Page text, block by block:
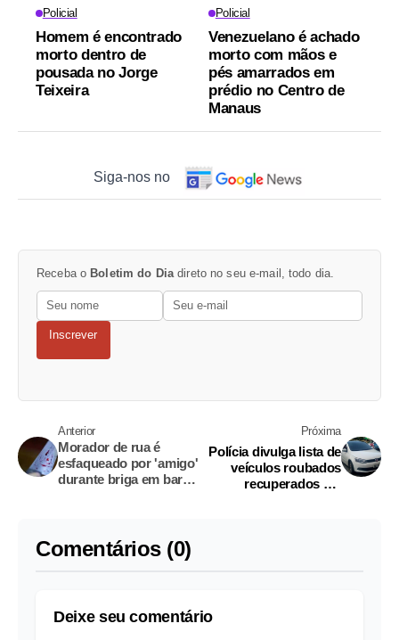
Policial
Homem é encontrado
morto dentro de
pousada no Jorge
Teixeira
Policial
Venezuelano é achado
morto com mãos e
pés amarrados em
prédio no Centro de
Manaus
Siga-nos no
Receba o Boletim do Diadireto no seu e-mail, todo dia.
Inscrever
Anterior
Morador de rua é
esfaqueado por 'amigo'
durante briga em bar
Próxima
Polícia divulga lista de
veículos roubados
recuperados em
Comentários (0)
Deixe seu comentário